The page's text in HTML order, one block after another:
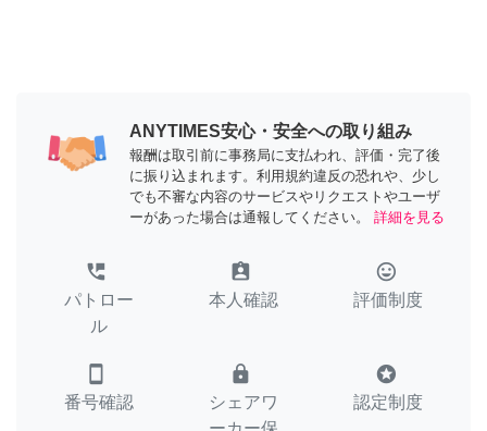
ANYTIMES安心・安全への取り組み
報酬は取引前に事務局に支払われ、評価・完了後
に振り込まれます。利用規約違反の恐れや、少し
でも不審な内容のサービスやリクエストやユーザ
ーがあった場合は通報してください。
詳細を見る
perm_phone_msg
パトロー
ル
assignment_ind
本人確認
tag_faces
評価制度
smartphone
番号確認
lock
シェアワ
stars
認定制度